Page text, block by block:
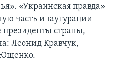
«Украинская правда»
часть инаугурации
страны,
Леонид Кравчук,